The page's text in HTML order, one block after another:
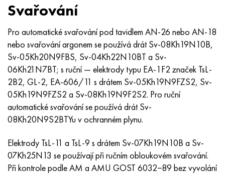
Svařování
Pro automatické svařování pod tavidlem AN-26 nebo AN-18
nebo svařování argonem se používá drát Sv-08Kh19N10B,
Sv-05Kh20N9FBS, Sv-04Kh22N10BT a Sv-
06Kh21N7BT; s ruční — elektrody typu EA-1F2 značek TsL-
2B2, GL-2, EA-606/11 s drátem Sv-05Kh19N9FZS2, Sv-
05Kh19N9FZS2 a Sv-08Kh19N9F2S2. Pro ruční
automatické svařování se používá drát Sv-
08Kh20N9S2BTYu v ochranném plynu.
Elektrody TsL-11 a TsL-9 s drátem Sv-07Kh19N10B a Sv-
07Kh25N13 se používají při ručním obloukovém svařování.
Při kontrole podle AM a AMU GOST 6032−89 bez vyvolání